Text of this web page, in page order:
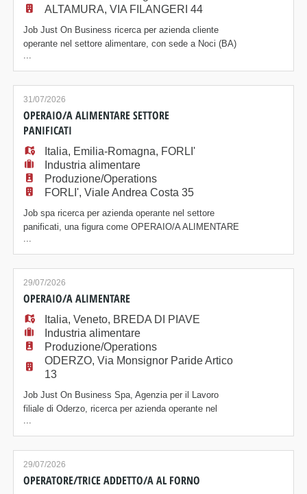
ALTAMURA, VIA FILANGERI 44
Job Just On Business ricerca per azienda cliente
operante nel settore alimentare, con sede a Noci (BA)
una IMPIEGATA AMMINISTRATIVA Principali
responsabilità: - Gestione della prima nota; -
Emissione e registrazione di fatture attive e passive; -
Supporto alle attività amministrative e contabili; -
Gestione della documentazione e dei rapporti con
...
31/07/2026
OPERAIO/A ALIMENTARE SETTORE
PANIFICATI
Italia, Emilia-Romagna, FORLI'
Industria alimentare
Produzione/Operations
FORLI', Viale Andrea Costa 35
Job spa ricerca per azienda operante nel settore
panificati, una figura come OPERAIO/A ALIMENTARE
con esperienza nell'utilizzo di macchine impastatrici e
nelle fasi di preparazione degli impasti. Profilo
ricercato La risorsa sarà inserita nel reparto produttivo
e si occuperà della gestione delle impastatrici
industriali, garantendo la corretta pr
...
29/07/2026
OPERAIO/A ALIMENTARE
Italia, Veneto, BREDA DI PIAVE
Industria alimentare
Produzione/Operations
ODERZO, Via Monsignor Paride Artico
13
Job Just On Business Spa, Agenzia per il Lavoro
filiale di Oderzo, ricerca per azienda operante nel
settore alimentare OPERAIO/A ADDETTO/A AL
FORNO. La risorsa sarà inserita all'interno del reparto
produttivo e si occuperà della conduzione e controllo
area forni per la cottura dei prodotti, verifica
temperature e tempistiche di cottura, controllo
...
29/07/2026
OPERATORE/TRICE ADDETTO/A AL FORNO